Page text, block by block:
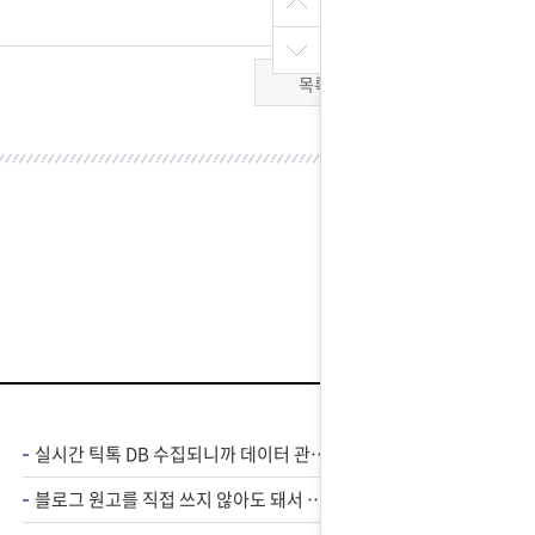
목록
실시간 틱톡 DB 수집되니까 데이터 관리가 편해졌어요
블로그 원고를 직접 쓰지 않아도 돼서 손 덜 가고 편해요 !